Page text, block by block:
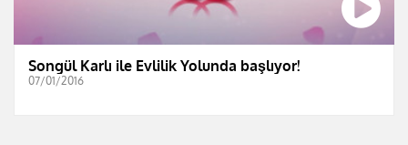
Songül Karlı ile Evlilik Yolunda başlıyor!
07/01/2016